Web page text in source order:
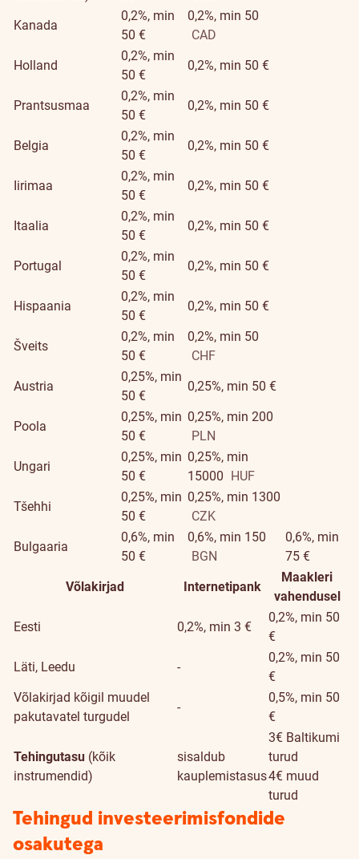
Kanada
0,2%, min
50 €
0,2%, min 50
CAD
Holland
0,2%, min
50 €
0,2%, min 50 €
Prantsusmaa
0,2%, min
50 €
0,2%, min 50 €
Belgia
0,2%, min
50 €
0,2%, min 50 €
Iirimaa
0,2%, min
50 €
0,2%, min 50 €
Itaalia
0,2%, min
50 €
0,2%, min 50 €
Portugal
0,2%, min
50 €
0,2%, min 50 €
Hispaania
0,2%, min
50 €
0,2%, min 50 €
Šveits
0,2%, min
50 €
0,2%, min 50
CHF
Austria
0,25%, min
50 €
0,25%, min 50 €
Poola
0,25%, min
50 €
0,25%, min 200
PLN
Ungari
0,25%, min
50 €
0,25%, min
15000 HUF
Tšehhi
0,25%, min
50 €
0,25%, min 1300
CZK
Bulgaaria
0,6%, min
50 €
0,6%, min 150
BGN
0,6%, min
75 €
Võlakirjad
Internetipank
Maakleri
vahendusel
Eesti
0,2%, min 3 €
0,2%, min 50
€
Läti, Leedu
-
0,2%, min 50
€
Võlakirjad kõigil muudel
pakutavatel turgudel
-
0,5%, min 50
€
Tehingutasu (kõik
instrumendid)
sisaldub
kauplemistasus
3€ Baltikumi
turud
4€ muud
turud
Tehingud investeerimisfondide
osakutega